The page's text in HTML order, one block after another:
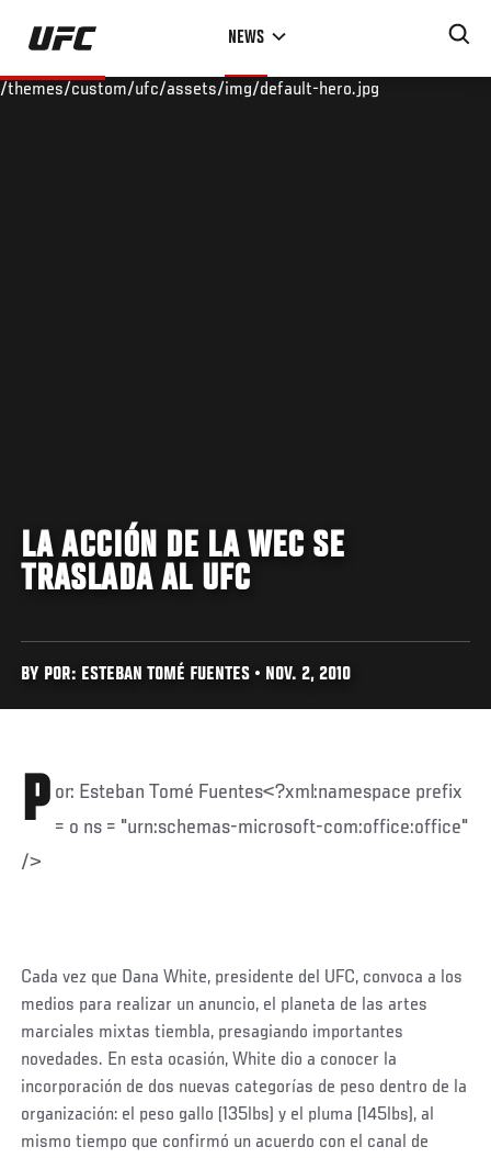
Skip
main
NEWS
/themes/custom/ufc/assets/img/default-hero.jpg
LA ACCIÓN DE LA WEC SE
TRASLADA AL UFC
BY POR: ESTEBAN TOMÉ FUENTES • NOV. 2, 2010
P or: Esteban Tomé Fuentes<?xml:namespace prefix
= o ns = "urn:schemas-microsoft-com:office:office"
/>
Cada vez que Dana White, presidente del UFC, convoca a los
medios para realizar un anuncio, el planeta de las artes
marciales mixtas tiembla, presagiando importantes
novedades. En esta ocasión, White dio a conocer la
incorporación de dos nuevas categorías de peso dentro de la
organización: el peso gallo (135lbs) y el pluma (145lbs), al
mismo tiempo que confirmó un acuerdo con el canal de